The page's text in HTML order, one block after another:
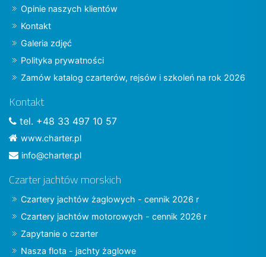
Opinie naszych klientów
Kontakt
Galeria zdjęć
Polityka prywatności
Zamów katalog czarterów, rejsów i szkoleń na rok 2026
Kontakt
tel. +48 33 497 10 57
www.charter.pl
info@charter.pl
Czarter jachtów morskich
Czartery jachtów żaglowych - cennik 2026 r
Czartery jachtów motorowych - cennik 2026 r
Zapytanie o czarter
Nasza flota - jachty żaglowe